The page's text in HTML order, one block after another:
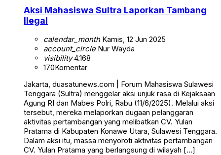
Aksi Mahasiswa Sultra Laporkan Tambang
Ilegal
calendar_monthKamis, 12 Jun 2025
account_circleNur Wayda
visibility4.168
170Komentar
Jakarta, duasatunews.com | Forum Mahasiswa Sulawesi
Tenggara (Sultra) menggelar aksi unjuk rasa di Kejaksaan
Agung RI dan Mabes Polri, Rabu (11/6/2025). Melalui aksi
tersebut, mereka melaporkan dugaan pelanggaran
aktivitas pertambangan yang melibatkan CV. Yulan
Pratama di Kabupaten Konawe Utara, Sulawesi Tenggara.
Dalam aksi itu, massa menyoroti aktivitas pertambangan
CV. Yulan Pratama yang berlangsung di wilayah […]